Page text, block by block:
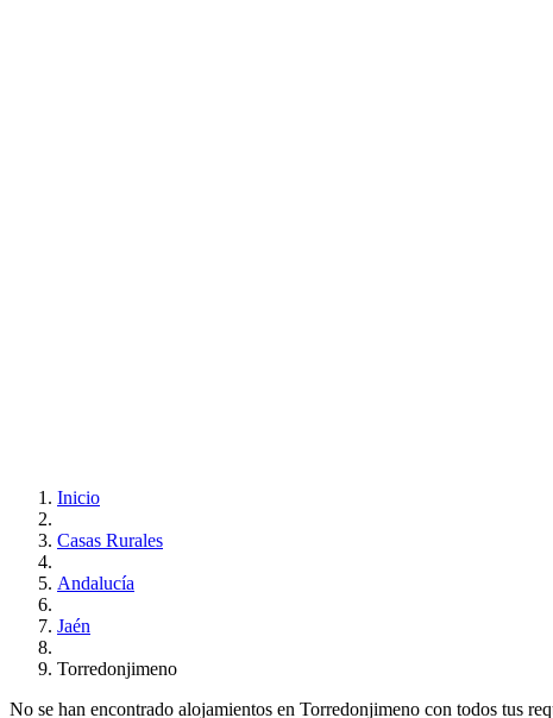
Inicio
Casas Rurales
Andalucía
Jaén
Torredonjimeno
No se han encontrado alojamientos en Torredonjimeno con todos tus